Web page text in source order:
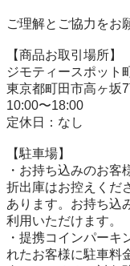
ご理解とご協力をお
【商品お取引場所】
ジモティースポット
東京都町田市高ヶ坂
10:00〜18:00
定休日：なし
【駐⾞場】
・お持ち込みのお
折出庫はお控えくだ
あります。お持ち込
利用いただけます。
・提携コインパーキ
れたお客様に駐車料